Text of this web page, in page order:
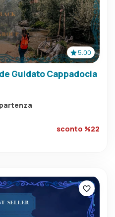
5.00
Guidato Cappadocia
sconto %22